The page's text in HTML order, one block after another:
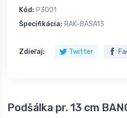
Kód: P3001
Špecifikácia: RAK-BASA13
Zdieľaj: Twitter
Podšálka pr. 13 cm